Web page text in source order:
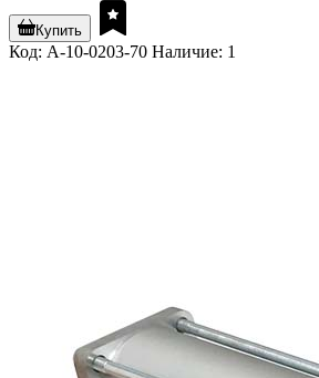
Купить
Код: A-10-0203-70 Наличие: 1